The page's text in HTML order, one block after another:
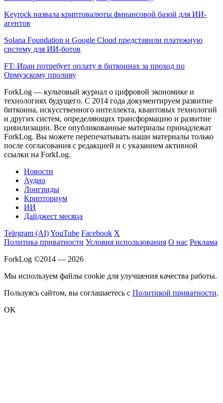
Keyrock назвала криптовалюты финансовой базой для ИИ-
агентов
Solana Foundation и Google Cloud представили платежную
систему для ИИ-ботов
FT: Иран потребует оплату в биткоинах за проход по
Ормузскому проливу
ForkLog — культовый журнал о цифровой экономике и
технологиях будущего. С 2014 года документируем развитие
биткоина, искусственного интеллекта, квантовых технологий
и других систем, определяющих трансформацию и развитие
цивилизации. Все опубликованные материалы принадлежат
ForkLog. Вы можете перепечатывать наши материалы только
после согласования с редакцией и с указанием активной
ссылки на ForkLog.
Новости
Аудио
Лонгриды
Крипториум
ИИ
Дайджест месяца
Telegram (AI)YouTube Facebook X
Политика приватности Условия использования О нас Реклама
ForkLog ©2014 — 2026
Мы используем файлы cookie для улучшения качества работы.
Пользуясь сайтом, вы соглашаетесь с Политикой приватности.
OK